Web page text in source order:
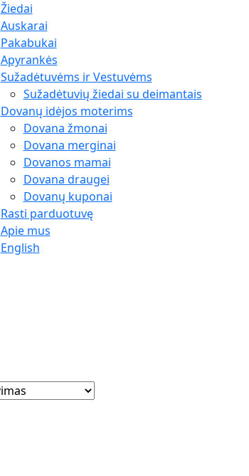
Žiedai
Auskarai
Pakabukai
Apyrankės
Sužadėtuvėms ir Vestuvėms
Sužadėtuvių žiedai su deimantais
Dovanų idėjos moterims
Dovana žmonai
Dovana merginai
Dovanos mamai
Dovana draugei
Dovanų kuponai
Rasti parduotuvę
Apie mus
English